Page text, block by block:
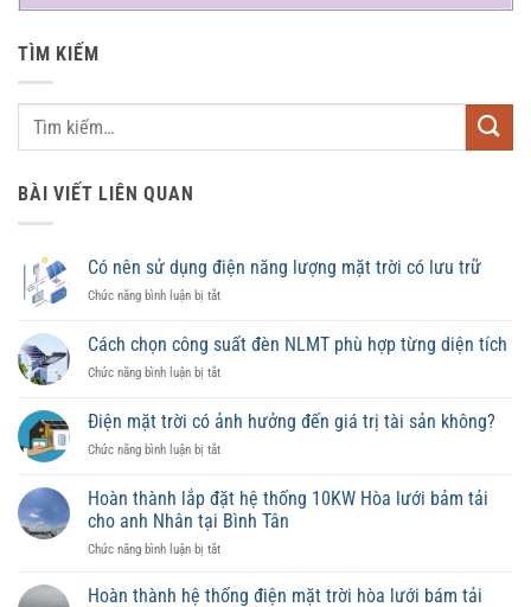
TÌM KIẾM
BÀI VIẾT LIÊN QUAN
Có nên sử dụng điện năng lượng mặt trời có lưu trữ
Chức năng bình luận bị tắtở
nên
sử
dụng
năng
mặt
có
lưu
Cách chọn công suất đèn NLMT phù hợp từng diện tích
Chức năng bình luận bị tắtở
chọn
công
suất
NLMT
phù
hợp
từng
tích
Điện mặt trời có ảnh hưởng đến giá trị tài sản không?
Chức năng bình luận bị tắtở
mặt
trời
có
ảnh
đến
Hoàn thành lắp đặt hệ thống 10KW Hòa lưới bảm tải
cho anh Nhân tại Bình Tân
Chức năng bình luận bị tắtở
thành
Hoàn thành hệ thống điện mặt trời hòa lưới bám tải